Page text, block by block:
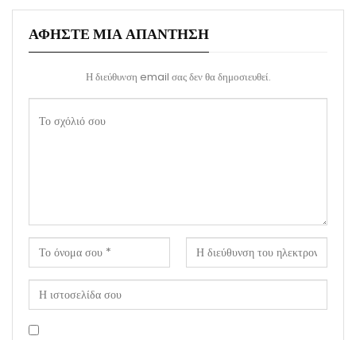
ΑΦΉΣΤΕ ΜΙΑ ΑΠΆΝΤΗΣΗ
Η διεύθυνση email σας δεν θα δημοσιευθεί.